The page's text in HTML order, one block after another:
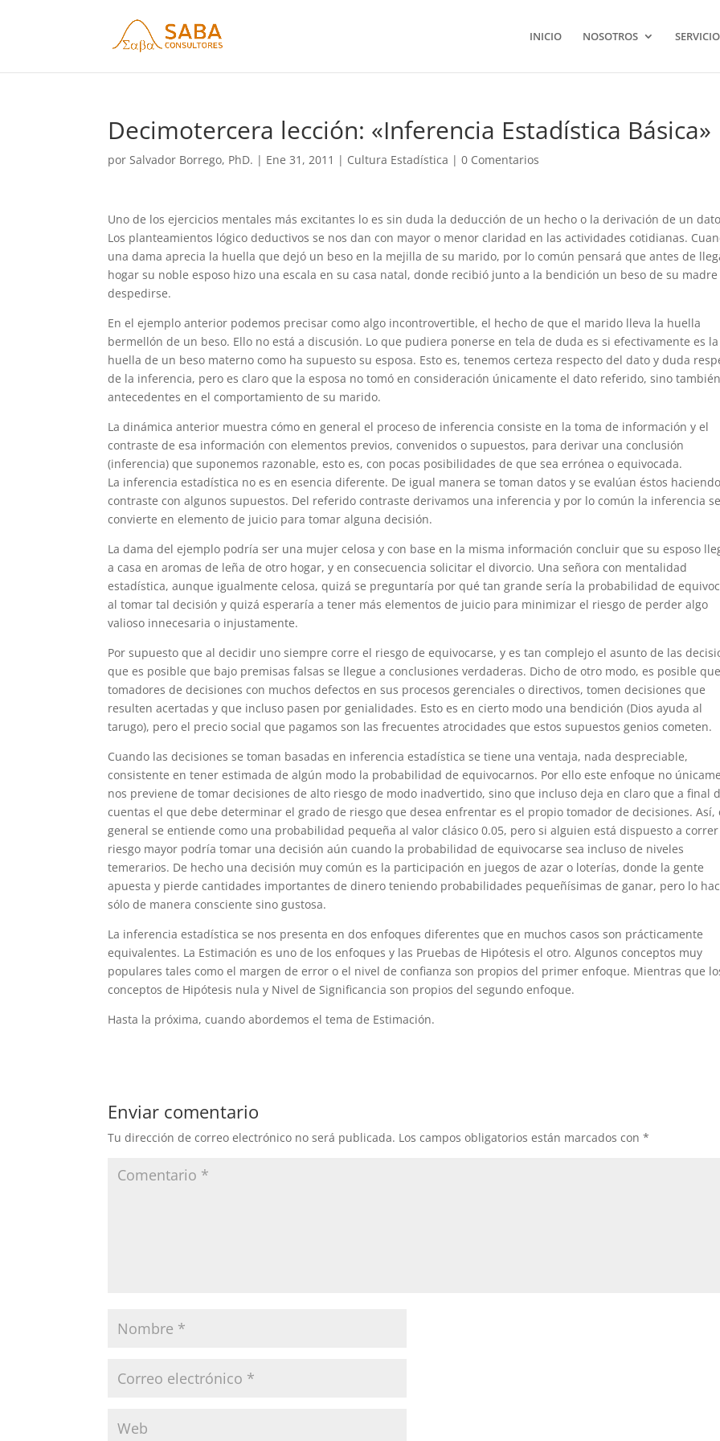
INICIO NOSOTROS
Decimotercera lección: «Inferencia Estadística Básica»
porSalvador Borrego, PhD. | Ene 31, 2011 | Cultura Estadística |0 Comentarios
Uno de los ejercicios mentales más excitantes lo es sin duda la deducción de un hecho o la derivación de un
Los planteamientos lógico deductivos se nos dan con mayor o menor claridad en las actividades cotidianas.
una dama aprecia la huella que dejó un beso en la mejilla de su marido, por lo común pensará que antes de
hogar su noble esposo hizo una escala en su casa natal, donde recibió junto a la bendición un beso de su madre
despedirse.
En el ejemplo anterior podemos precisar como algo incontrovertible, el hecho de que el marido lleva la huella
bermellón de un beso. Ello no está a discusión. Lo que pudiera ponerse en tela de duda es si efectivamente es la
huella de un beso materno como ha supuesto su esposa. Esto es, tenemos certeza respecto del dato y duda
de la inferencia, pero es claro que la esposa no tomó en consideración únicamente el dato referido, sino
antecedentes en el comportamiento de su marido.
La dinámica anterior muestra cómo en general el proceso de inferencia consiste en la toma de información y el
contraste de esa información con elementos previos, convenidos o supuestos, para derivar una conclusión
(inferencia) que suponemos razonable, esto es, con pocas posibilidades de que sea errónea o equivocada.
La inferencia estadística no es en esencia diferente. De igual manera se toman datos y se evalúan éstos haciendo
contraste con algunos supuestos. Del referido contraste derivamos una inferencia y por lo común la inferencia se
convierte en elemento de juicio para tomar alguna decisión.
La dama del ejemplo podría ser una mujer celosa y con base en la misma información concluir que su esposo
a casa en aromas de leña de otro hogar, y en consecuencia solicitar el divorcio. Una señora con mentalidad
estadística, aunque igualmente celosa, quizá se preguntaría por qué tan grande sería la probabilidad de
al tomar tal decisión y quizá esperaría a tener más elementos de juicio para minimizar el riesgo de perder algo
valioso innecesaria o injustamente.
Por supuesto que al decidir uno siempre corre el riesgo de equivocarse, y es tan complejo el asunto de las
que es posible que bajo premisas falsas se llegue a conclusiones verdaderas. Dicho de otro modo, es posible que
tomadores de decisiones con muchos defectos en sus procesos gerenciales o directivos, tomen decisiones que
resulten acertadas y que incluso pasen por genialidades. Esto es en cierto modo una bendición (Dios ayuda al
tarugo), pero el precio social que pagamos son las frecuentes atrocidades que estos supuestos genios cometen.
Cuando las decisiones se toman basadas en inferencia estadística se tiene una ventaja, nada despreciable,
consistente en tener estimada de algún modo la probabilidad de equivocarnos. Por ello este enfoque no
nos previene de tomar decisiones de alto riesgo de modo inadvertido, sino que incluso deja en claro que a final
cuentas el que debe determinar el grado de riesgo que desea enfrentar es el propio tomador de decisiones. Así,
general se entiende como una probabilidad pequeña al valor clásico 0.05, pero si alguien está dispuesto a
riesgo mayor podría tomar una decisión aún cuando la probabilidad de equivocarse sea incluso de niveles
temerarios. De hecho una decisión muy común es la participación en juegos de azar o loterías, donde la gente
apuesta y pierde cantidades importantes de dinero teniendo probabilidades pequeñísimas de ganar, pero lo
sólo de manera consciente sino gustosa.
La inferencia estadística se nos presenta en dos enfoques diferentes que en muchos casos son prácticamente
equivalentes. La Estimación es uno de los enfoques y las Pruebas de Hipótesis el otro. Algunos conceptos muy
populares tales como el margen de error o el nivel de confianza son propios del primer enfoque. Mientras que
conceptos de Hipótesis nula y Nivel de Significancia son propios del segundo enfoque.
Hasta la próxima, cuando abordemos el tema de Estimación.
Enviar comentario
Tu dirección de correo electrónico no será publicada. Los campos obligatorios están marcados con*